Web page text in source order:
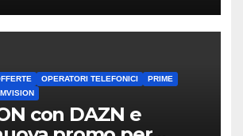
OPERATORI TELEFONICI
PRIME
con DAZN e